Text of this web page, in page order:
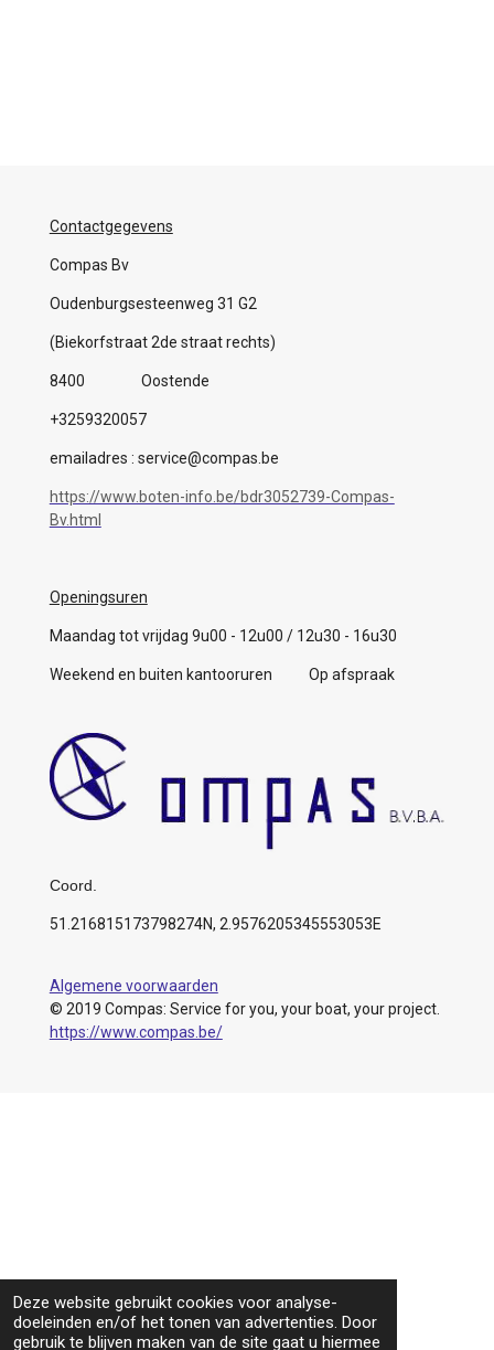
Deze website gebruikt cookies voor analyse-
doeleinden en/of het tonen van advertenties. Door
gebruik te blijven maken van de site gaat u hiermee
Contactgegevens
Compas Bv
Oudenburgsesteenweg 31 G2
(Biekorfstraat 2de straat rechts)
8400 Oostende
+3259320057
emailadres : service@compas.be
https://www.boten-info.be/bdr3052739-Compas-
Bv.html
Openingsuren
Maandag tot vrijdag 9u00 - 12u00 / 12u30 - 16u30
Weekend en buiten kantooruren Op afspraak
Coord.
51.216815173798274N, 2.9576205345553053E
Algemene voorwaarden
© 2019 Compas: Service for you, your boat, your project.
https://www.compas.be/